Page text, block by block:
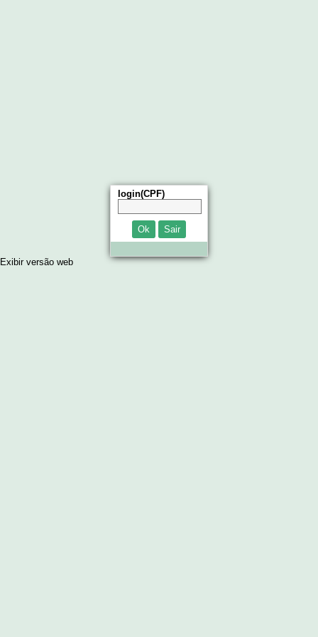
login(CPF)
Ok Sair
Exibir versão web